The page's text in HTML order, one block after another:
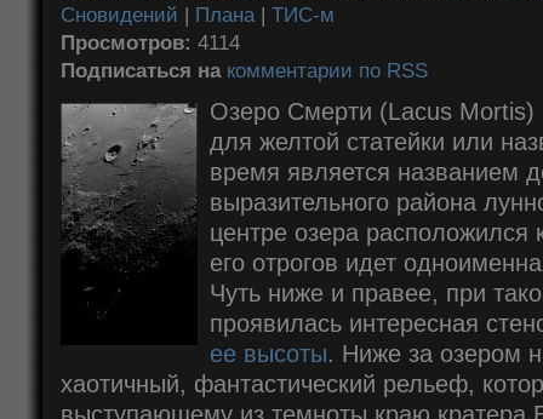
Сновидений | Плана| ТИС-м
Просмотров: 4114
Подписаться на комментарии по RSS
Озеро Смерти (Lacus Mortis)
для желтой статейки или
время является названием
выразительного района
центре озера расположился
его отрогов идет
Чуть ниже и правее, при
проявилась интересная
ее высоты. Ниже за озером
хаотичный, фантастический рельеф,